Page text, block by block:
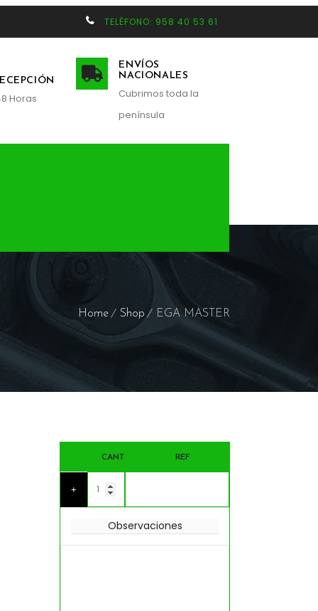
TELÉFONO: 958 40 53 61
Horas
ENVÍOS
NACIONALES
Cubrimos toda la
península
Home Shop EGA MASTER
CANT REF
+
Observaciones